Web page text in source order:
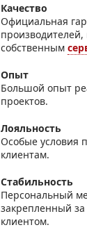
Качество
Официальная
собственным
Опыт
Большой опыт
проектов.
Лояльность
Особые условия
клиентам.
Стабильность
Персональный
закрепленный
клиентом.